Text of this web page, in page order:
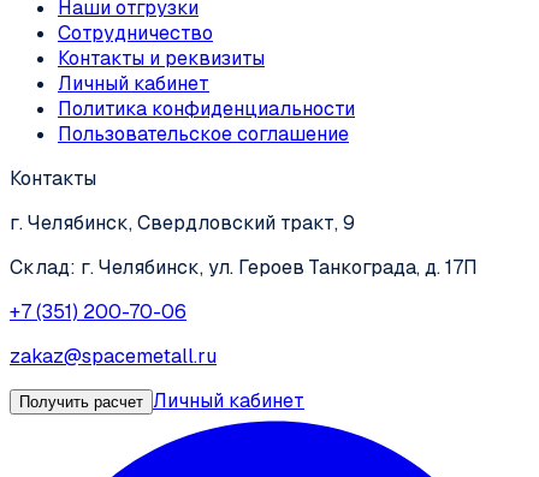
Наши отгрузки
Сотрудничество
Контакты и реквизиты
Личный кабинет
Политика конфиденциальности
Пользовательское соглашение
Контакты
г. Челябинск, Свердловский тракт, 9
Склад: г. Челябинск, ул. Героев Танкограда, д. 17П
+7 (351) 200-70-06
zakaz@spacemetall.ru
Получить расчет Личный кабинет